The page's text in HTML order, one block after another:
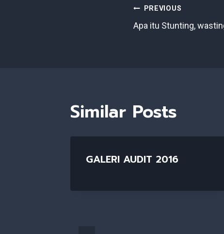
Post
PREVIOUS
Apa itu Stunting,
Similar Posts
GALERI AUDIT 2016